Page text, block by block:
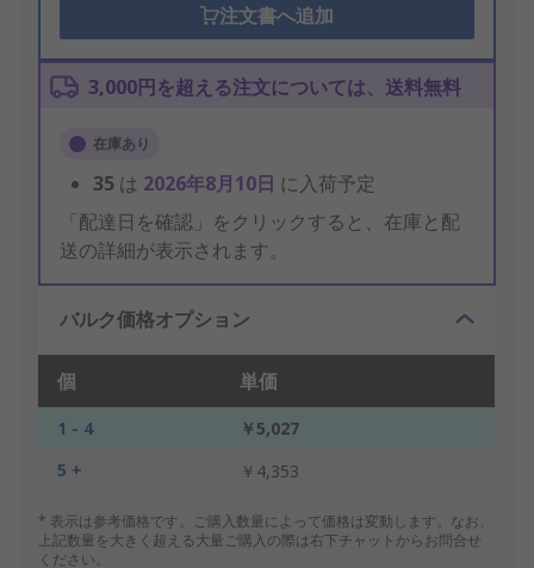
注文書へ追加
3,000円を超える注文については、送料無料
在庫あり
35 は 2026年8月10日 に入荷予定
「配達日を確認」をクリックすると、在庫と配
送の詳細が表示されます。
バルク価格オプション
個 単価
1 - 4
￥5,027
5 +
￥4,353
* 表示は参考価格です。ご購入数量によって価格は変動します。なお、
上記数量を大きく超える大量ご購入の際は右下チャットからお問合せ
ください。